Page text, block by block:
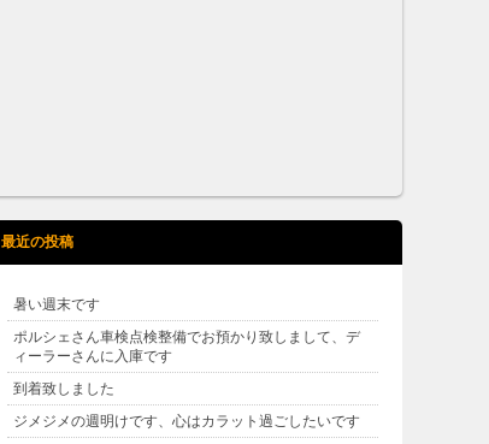
最近の投稿
暑い週末です
ポルシェさん車検点検整備でお預かり致しまして、デ
ィーラーさんに入庫です
到着致しました
ジメジメの週明けです、心はカラット過ごしたいです